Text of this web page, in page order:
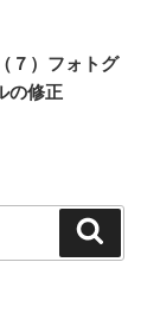
７）フォトグ
の修正